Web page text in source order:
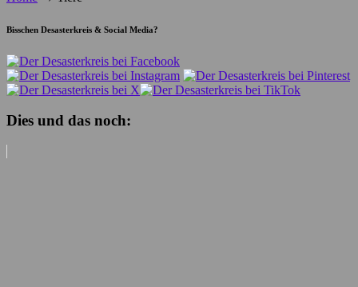
Bisschen Desasterkreis & Social Media?
Dies und das noch: